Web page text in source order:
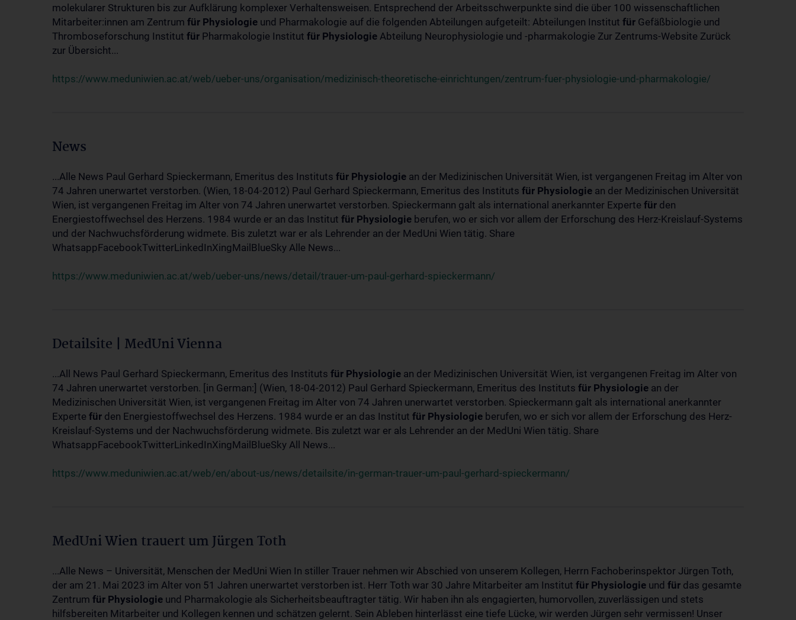
molekularer Strukturen bis zur Aufklärung komplexer Verhaltensweisen. Entsprechend der Arbeitsschwerpunkte sind die über 100 wissenschaftlichen
Mitarbeiter:innen am Zentrum für Physiologie und Pharmakologie auf die folgenden Abteilungen aufgeteilt: Abteilungen Institut für Gefäßbiologie und
Thromboseforschung Institut für Pharmakologie Institut für Physiologie Abteilung Neurophysiologie und -pharmakologie Zur Zentrums-Website Zurück
zur Übersicht...
https://www.meduniwien.ac.at/web/ueber-uns/organisation/medizinisch-theoretische-einrichtungen/zentrum-fuer-physiologie-und-pharmakologie/
News
...Alle News Paul Gerhard Spieckermann, Emeritus des Instituts für Physiologie an der Medizinischen Universität Wien, ist vergangenen Freitag im Alter von
74 Jahren unerwartet verstorben. (Wien, 18-04-2012) Paul Gerhard Spieckermann, Emeritus des Instituts für Physiologie an der Medizinischen Universität
Wien, ist vergangenen Freitag im Alter von 74 Jahren unerwartet verstorben. Spieckermann galt als international anerkannter Experte für den
Energiestoffwechsel des Herzens. 1984 wurde er an das Institut für Physiologie berufen, wo er sich vor allem der Erforschung des Herz-Kreislauf-Systems
und der Nachwuchsförderung widmete. Bis zuletzt war er als Lehrender an der MedUni Wien tätig. Share
WhatsappFacebookTwitterLinkedInXingMailBlueSky Alle News...
https://www.meduniwien.ac.at/web/ueber-uns/news/detail/trauer-um-paul-gerhard-spieckermann/
Detailsite | MedUni Vienna
...All News Paul Gerhard Spieckermann, Emeritus des Instituts für Physiologie an der Medizinischen Universität Wien, ist vergangenen Freitag im Alter von
74 Jahren unerwartet verstorben. [in German:] (Wien, 18-04-2012) Paul Gerhard Spieckermann, Emeritus des Instituts für Physiologie an der
Medizinischen Universität Wien, ist vergangenen Freitag im Alter von 74 Jahren unerwartet verstorben. Spieckermann galt als international anerkannter
Experte für den Energiestoffwechsel des Herzens. 1984 wurde er an das Institut für Physiologie berufen, wo er sich vor allem der Erforschung des Herz-
Kreislauf-Systems und der Nachwuchsförderung widmete. Bis zuletzt war er als Lehrender an der MedUni Wien tätig. Share
WhatsappFacebookTwitterLinkedInXingMailBlueSky All News...
https://www.meduniwien.ac.at/web/en/about-us/news/detailsite/in-german-trauer-um-paul-gerhard-spieckermann/
MedUni Wien trauert um Jürgen Toth
...Alle News – Universität, Menschen der MedUni Wien In stiller Trauer nehmen wir Abschied von unserem Kollegen, Herrn Fachoberinspektor Jürgen Toth,
der am 21. Mai 2023 im Alter von 51 Jahren unerwartet verstorben ist. Herr Toth war 30 Jahre Mitarbeiter am Institut für Physiologie und für das gesamte
Zentrum für Physiologie und Pharmakologie als Sicherheitsbeauftragter tätig. Wir haben ihn als engagierten, humorvollen, zuverlässigen und stets
hilfsbereiten Mitarbeiter und Kollegen kennen und schätzen gelernt. Sein Ableben hinterlässt eine tiefe Lücke, wir werden Jürgen sehr vermissen! Unser